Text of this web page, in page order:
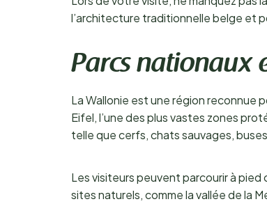
l’architecture traditionnelle belge et
Parcs nationaux
La Wallonie est une région reconnue
Eifel, l’une des plus vastes zones
telle que cerfs, chats sauvages,
Les visiteurs peuvent parcourir à
sites naturels, comme la vallée de la